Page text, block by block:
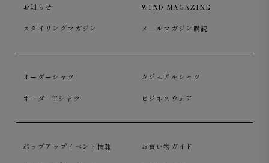
お知らせ WIND MAGAZINE
スタイリングマガジン メールマガジン購読
オーダーシャツ カジュアルシャツ
オーダーTシャツ ビジネスウェア
ポップアップイベント情報 お買い物ガイド